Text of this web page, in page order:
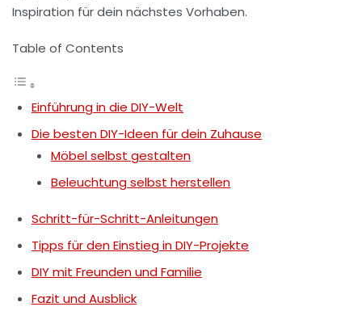
Inspiration für dein nächstes Vorhaben.
Table of Contents
Einführung in die DIY-Welt
Die besten DIY-Ideen für dein Zuhause
Möbel selbst gestalten
Beleuchtung selbst herstellen
Schritt-für-Schritt-Anleitungen
Tipps für den Einstieg in DIY-Projekte
DIY mit Freunden und Familie
Fazit und Ausblick